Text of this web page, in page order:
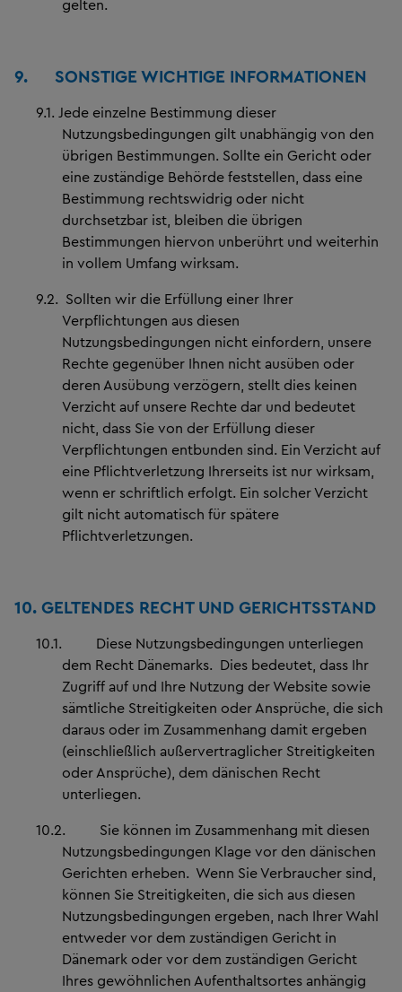
gelten.
9. SONSTIGE WICHTIGE INFORMATIONEN
9.1. Jede einzelne Bestimmung dieser
Nutzungsbedingungen gilt unabhängig von den
übrigen Bestimmungen. Sollte ein Gericht oder
eine zuständige Behörde feststellen, dass eine
Bestimmung rechtswidrig oder nicht
durchsetzbar ist, bleiben die übrigen
Bestimmungen hiervon unberührt und weiterhin
in vollem Umfang wirksam.
9.2. Sollten wir die Erfüllung einer Ihrer
Verpflichtungen aus diesen
Nutzungsbedingungen nicht einfordern, unsere
Rechte gegenüber Ihnen nicht ausüben oder
deren Ausübung verzögern, stellt dies keinen
Verzicht auf unsere Rechte dar und bedeutet
nicht, dass Sie von der Erfüllung dieser
Verpflichtungen entbunden sind. Ein Verzicht auf
eine Pflichtverletzung Ihrerseits ist nur wirksam,
wenn er schriftlich erfolgt. Ein solcher Verzicht
gilt nicht automatisch für spätere
Pflichtverletzungen.
10. GELTENDES RECHT UND GERICHTSSTAND
10.1.
Diese Nutzungsbedingungen unterliegen
dem Recht Dänemarks. Dies bedeutet, dass Ihr
Zugriff auf und Ihre Nutzung der Website sowie
sämtliche Streitigkeiten oder Ansprüche, die sich
daraus oder im Zusammenhang damit ergeben
(einschließlich außervertraglicher Streitigkeiten
oder Ansprüche), dem dänischen Recht
unterliegen.
10.2.
Sie können im Zusammenhang mit diesen
Nutzungsbedingungen Klage vor den dänischen
Gerichten erheben. Wenn Sie Verbraucher sind,
können Sie Streitigkeiten, die sich aus diesen
Nutzungsbedingungen ergeben, nach Ihrer Wahl
entweder vor dem zuständigen Gericht in
Dänemark oder vor dem zuständigen Gericht
Ihres gewöhnlichen Aufenthaltsortes anhängig